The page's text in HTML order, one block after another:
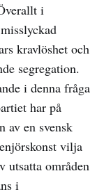
i
kravlöshet och
segregation.
i denna fråga
har på
av en svensk
vilja
utsatta områden
i